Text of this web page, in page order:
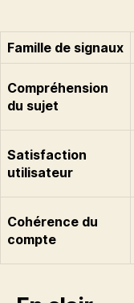
Famille de signaux
Compréhension
du sujet
Satisfaction
utilisateur
Cohérence du
compte